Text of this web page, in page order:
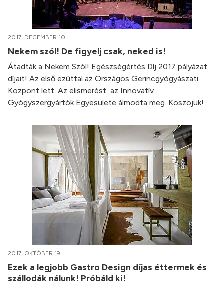
2017. DECEMBER 10.
Nekem szól! De figyelj csak, neked is!
Átadták a Nekem Szól! Egészségértés Díj 2017 pályázat
díjait! Az első ezúttal az Országos Gerincgyógyászati
Központ lett. Az elismerést az Innovatív
Gyógyszergyártók Egyesülete álmodta meg. Köszöjük!
2017. OKTÓBER 19.
Ezek a legjobb Gastro Design díjas éttermek és
szállodák nálunk! Próbáld ki!